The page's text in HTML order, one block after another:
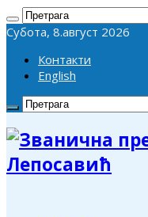
Субота, 8.август 2026
Контакти
English
Лепосавић